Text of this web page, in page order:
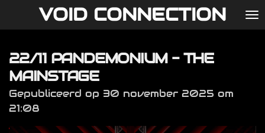
direct
de
hoofdinhoud
VOID CONNECTION
22/11 PANDEMONIUM - THE
MAINSTAGE
Gepubliceerd op 30 november 2025 om
21:08